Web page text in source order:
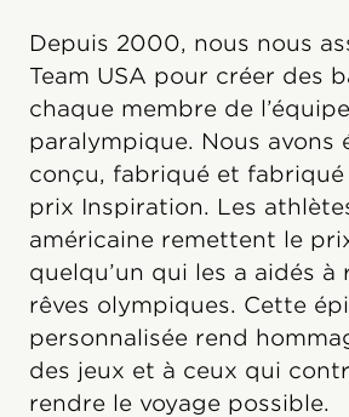
Depuis 2000, nous nous
Team USA pour créer des
chaque membre de
paralympique. Nous avons
conçu, fabriqué et fabriqué
prix Inspiration. Les
américaine remettent le
quelqu’un qui les a aidés à
rêves olympiques. Cette
personnalisée rend
des jeux et à ceux qui
rendre le voyage possible.